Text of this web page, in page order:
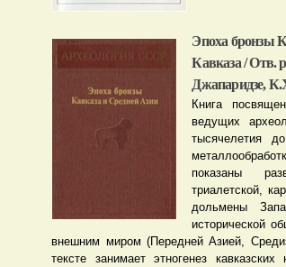
Эпоха бронзы
Кавказа / Отв.
Джапаридзе,
Книга
ведущих
тысячелетия
показаны
триалетской,
дольмены
исторической
внешним миром (Передней Азией,
тексте занимает этногенез